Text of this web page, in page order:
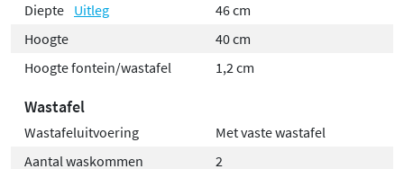
Diepte Uitleg
46 cm
Hoogte
40 cm
Hoogte fontein/wastafel
1,2 cm
Wastafel
Wastafeluitvoering
Met vaste wastafel
Aantal waskommen
2